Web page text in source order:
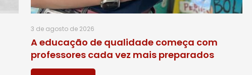
3 de agosto de 2026
A educação de qualidade começa com
professores cada vez mais preparados